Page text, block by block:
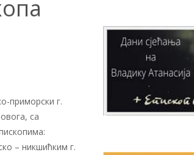
приморски г.
са
– никшићким г.